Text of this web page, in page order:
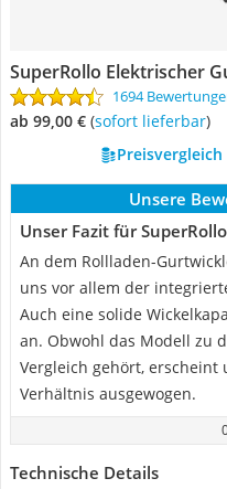
SuperRollo Elektrischer
1694
ab 99,00 € ( Sofort lieferbar)
Unsere
Unser Fazit für
An dem Rollladen-
uns vor allem der
Auch eine solide
an. Obwohl das Modell zu
Vergleich gehört, erscheint
Verhältnis ausgewogen.
Technische Details